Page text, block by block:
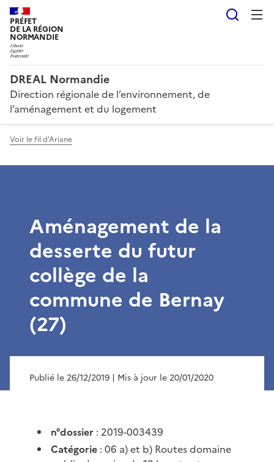
PRÉFET
DE LA RÉGION
NORMANDIE
DREAL Normandie
Direction régionale de l’environnement, de
l’aménagement et du logement
Voir le fil d'Ariane
Aménagement de la
desserte du futur
collège de la
commune de Bernay
(27)
Publié le 26/12/2019 | Mis à jour le 20/01/2020
n°dossier : 2019-003439
Catégorie : 06 a) et b) Routes domaine